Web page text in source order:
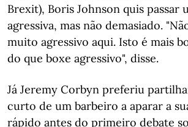
Brexit), Boris Johnson quis passar
agressiva, mas não demasiado.
muito agressivo aqui. Isto é mais
do que boxe agressivo", disse.
Já Jeremy Corbyn preferiu
curto de um barbeiro a aparar a
rápido antes do primeiro debate